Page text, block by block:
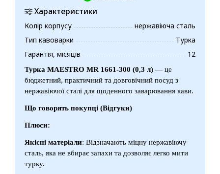
Характеристики
Колір корпусу
нержавіюча сталь
Тип кавоварки
Турка
Гарантія, місяців
12
Турка MAESTRO MR 1661-300 (0,3 л) — це
бюджетний, практичний та довговічний посуд з
нержавіючої сталі для щоденного заварювання кави.
Що говорять покупці (Відгуки)
Плюси:
Якісні матеріали: Відзначають міцну нержавіючу
сталь, яка не вбирає запахи та дозволяє легко мити
турку.